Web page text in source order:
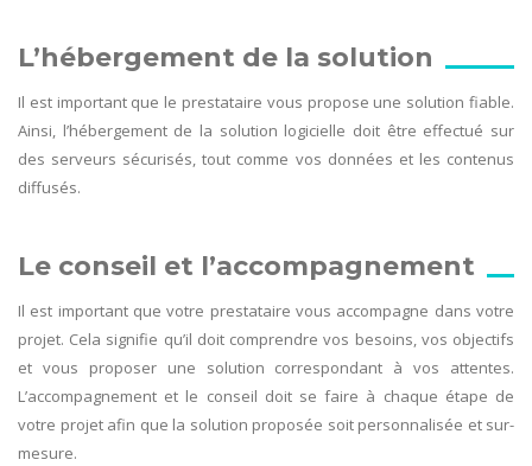
L’hébergement de la solution
Il est important que le prestataire vous propose une solution fiable.
Ainsi, l’hébergement de la solution logicielle doit être effectué sur
des serveurs sécurisés, tout comme vos données et les contenus
diffusés.
Le conseil et l’accompagnement
Il est important que votre prestataire vous accompagne dans votre
projet. Cela signifie qu’il doit comprendre vos besoins, vos objectifs
et vous proposer une solution correspondant à vos attentes.
L’accompagnement et le conseil doit se faire à chaque étape de
votre projet afin que la solution proposée soit personnalisée et sur-
mesure.